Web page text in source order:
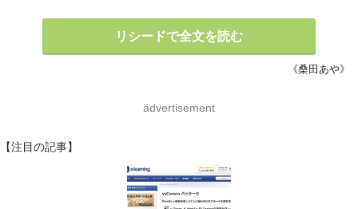
リシードで全文を読む
《桑田あや》
advertisement
【注目の記事】